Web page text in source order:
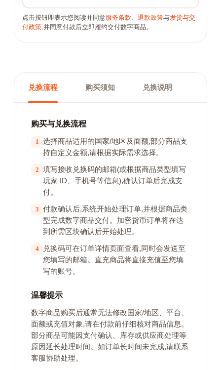
点击按钮即表示您阅读并同意服务条款、 退款政策与发货与交
付政策,并同意付款后立即履约交付数字商品。
兑换流程 购买须知 兑换说明
购买与兑换流程
1 选择商品适用的国家/地区及面额,部分商品支
持自定义金额,请根据实际需求选择。
2 填写接收兑换码的邮箱(或根据商品类型填写
玩家 ID、手机号等信息),确认订单后完成支
付。
3 付款确认后,系统开始处理订单,并根据商品类
型完成数字商品交付。加密货币订单将在达
到所需区块确认后开始处理。
4
兑换码可在订单详情页面查看,同时会发送至
您填写的邮箱。直充商品将直接充值至您填
写的账号。
温馨提示
数字商品购买后通常无法修改国家/地区、平台、
面额或充值对象,请在付款前仔细核对商品信息。
部分商品可能因支付确认、库存或供应商处理等
原因延长处理时间。如订单长时间未完成,请联系
客服协助处理。